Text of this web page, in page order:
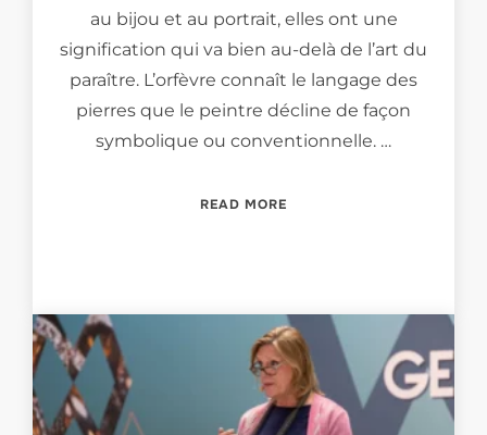
au bijou et au portrait, elles ont une
signification qui va bien au-delà de l’art du
paraître. L’orfèvre connaît le langage des
pierres que le peintre décline de façon
symbolique ou conventionnelle. …
READ MORE